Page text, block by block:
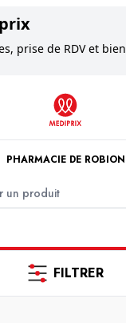
prise de RDV et bien
PHARMACIE DE ROBION
FILTRER